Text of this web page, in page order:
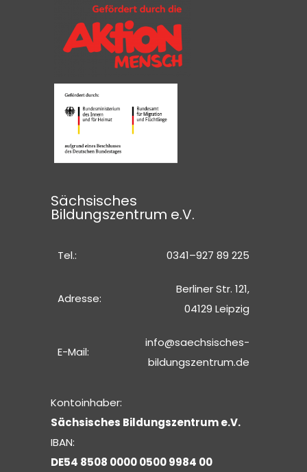
Sächsisches
Bildungszentrum e.V.
Tel.: 0341–927 89 225
Adresse:
Berliner Str. 121,
04129 Leipzig
E-Mail:
info@saechsisches-
bildungszentrum.de
Kontoinhaber:
Sächsisches Bildungszentrum e.V.
IBAN:
DE54 8508 0000 0500 9984 00